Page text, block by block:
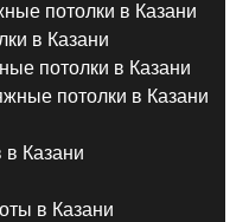
потолки в Казани
в Казани
потолки в Казани
потолки в Казани
в Казани
в Казани